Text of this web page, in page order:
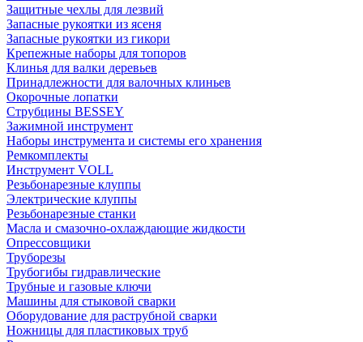
Защитные чехлы для лезвий
Запасные рукоятки из ясеня
Запасные рукоятки из гикори
Крепежные наборы для топоров
Клинья для валки деревьев
Принадлежности для валочных клиньев
Окорочные лопатки
Струбцины BESSEY
Зажимной инструмент
Наборы инструмента и системы его хранения
Ремкомплекты
Инструмент VOLL
Резьбонарезные клуппы
Электрические клуппы
Резьбонарезные станки
Масла и смазочно-охлаждающие жидкости
Опрессовщики
Труборезы
Трубогибы гидравлические
Трубные и газовые ключи
Машины для стыковой сварки
Оборудование для раструбной сварки
Ножницы для пластиковых труб